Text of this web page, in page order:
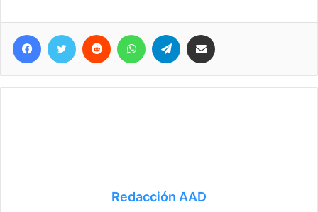
Facebook
Twitter Reddit WhatsAppTelegram
Redacción AAD